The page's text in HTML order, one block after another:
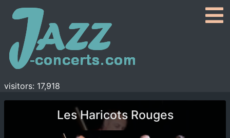
visitors: 17,918
Les Haricots Rouges